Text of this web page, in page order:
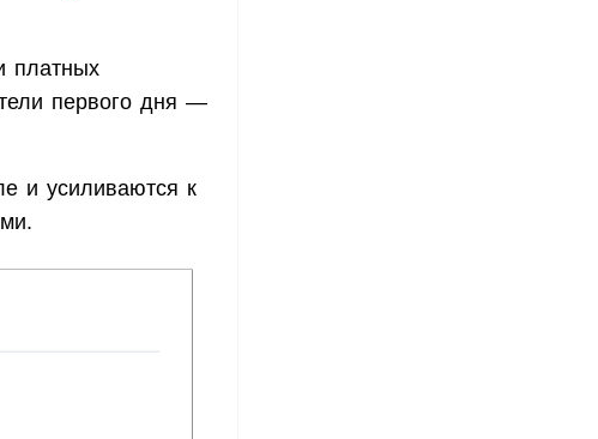
платных
первого дня —
и усиливаются к